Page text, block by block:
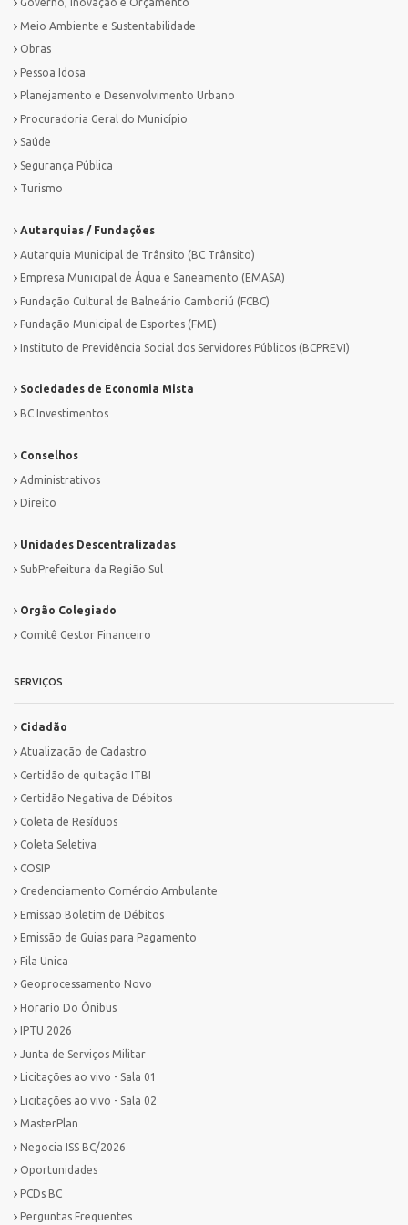
Governo, Inovação e Orçamento
Meio Ambiente e Sustentabilidade
Obras
Pessoa Idosa
Planejamento e Desenvolvimento Urbano
Procuradoria Geral do Município
Saúde
Segurança Pública
Turismo
Autarquias / Fundações
Autarquia Municipal de Trânsito (BC Trânsito)
Empresa Municipal de Água e Saneamento (EMASA)
Fundação Cultural de Balneário Camboriú (FCBC)
Fundação Municipal de Esportes (FME)
Instituto de Previdência Social dos Servidores Públicos (BCPREVI)
Sociedades de Economia Mista
BC Investimentos
Conselhos
Administrativos
Direito
Unidades Descentralizadas
SubPrefeitura da Região Sul
Orgão Colegiado
Comitê Gestor Financeiro
SERVIÇOS
Cidadão
Atualização de Cadastro
Certidão de quitação ITBI
Certidão Negativa de Débitos
Coleta de Resíduos
Coleta Seletiva
COSIP
Credenciamento Comércio Ambulante
Emissão Boletim de Débitos
Emissão de Guias para Pagamento
Fila Unica
Geoprocessamento Novo
Horario Do Ônibus
IPTU 2026
Junta de Serviços Militar
Licitações ao vivo - Sala 01
Licitações ao vivo - Sala 02
MasterPlan
Negocia ISS BC/2026
Oportunidades
PCDs BC
Perguntas Frequentes